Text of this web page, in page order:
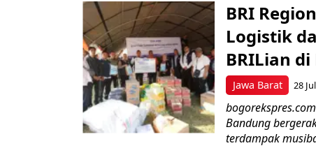
Jawa Barat
BRI
Logistik
BRILian
28
Bandung
terdampak